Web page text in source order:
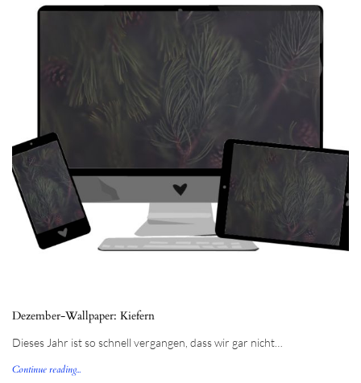
Dezember-Wallpaper: Kiefern
Dieses Jahr ist so schnell vergangen, dass wir gar nicht…
Continue reading...